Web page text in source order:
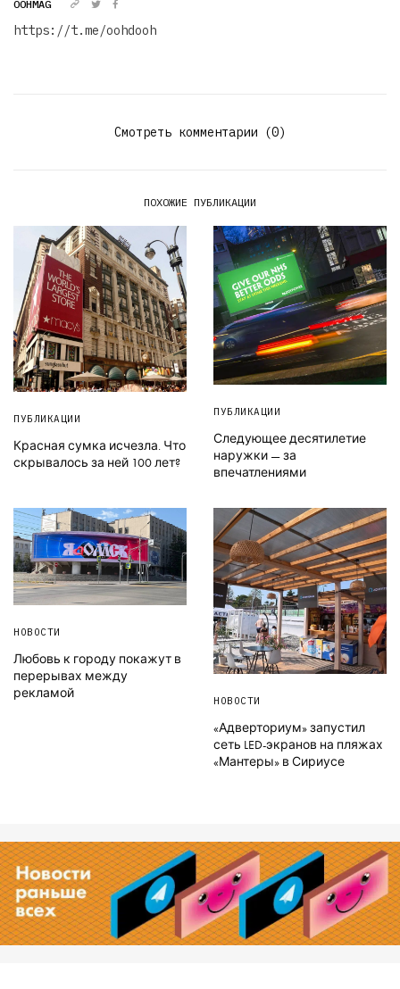
OOHMAG
https://t.me/oohdooh
Смотреть комментарии (0)
ПОХОЖИЕ ПУБЛИКАЦИИ
ПУБЛИКАЦИИ
Красная сумка исчезла. Что
скрывалось за ней 100 лет?
ПУБЛИКАЦИИ
Следующее десятилетие
наружки — за
впечатлениями
НОВОСТИ
Любовь к городу покажут в
перерывах между
рекламой
НОВОСТИ
«Адверториум» запустил
сеть LED-экранов на пляжах
«Мантеры» в Сириусе